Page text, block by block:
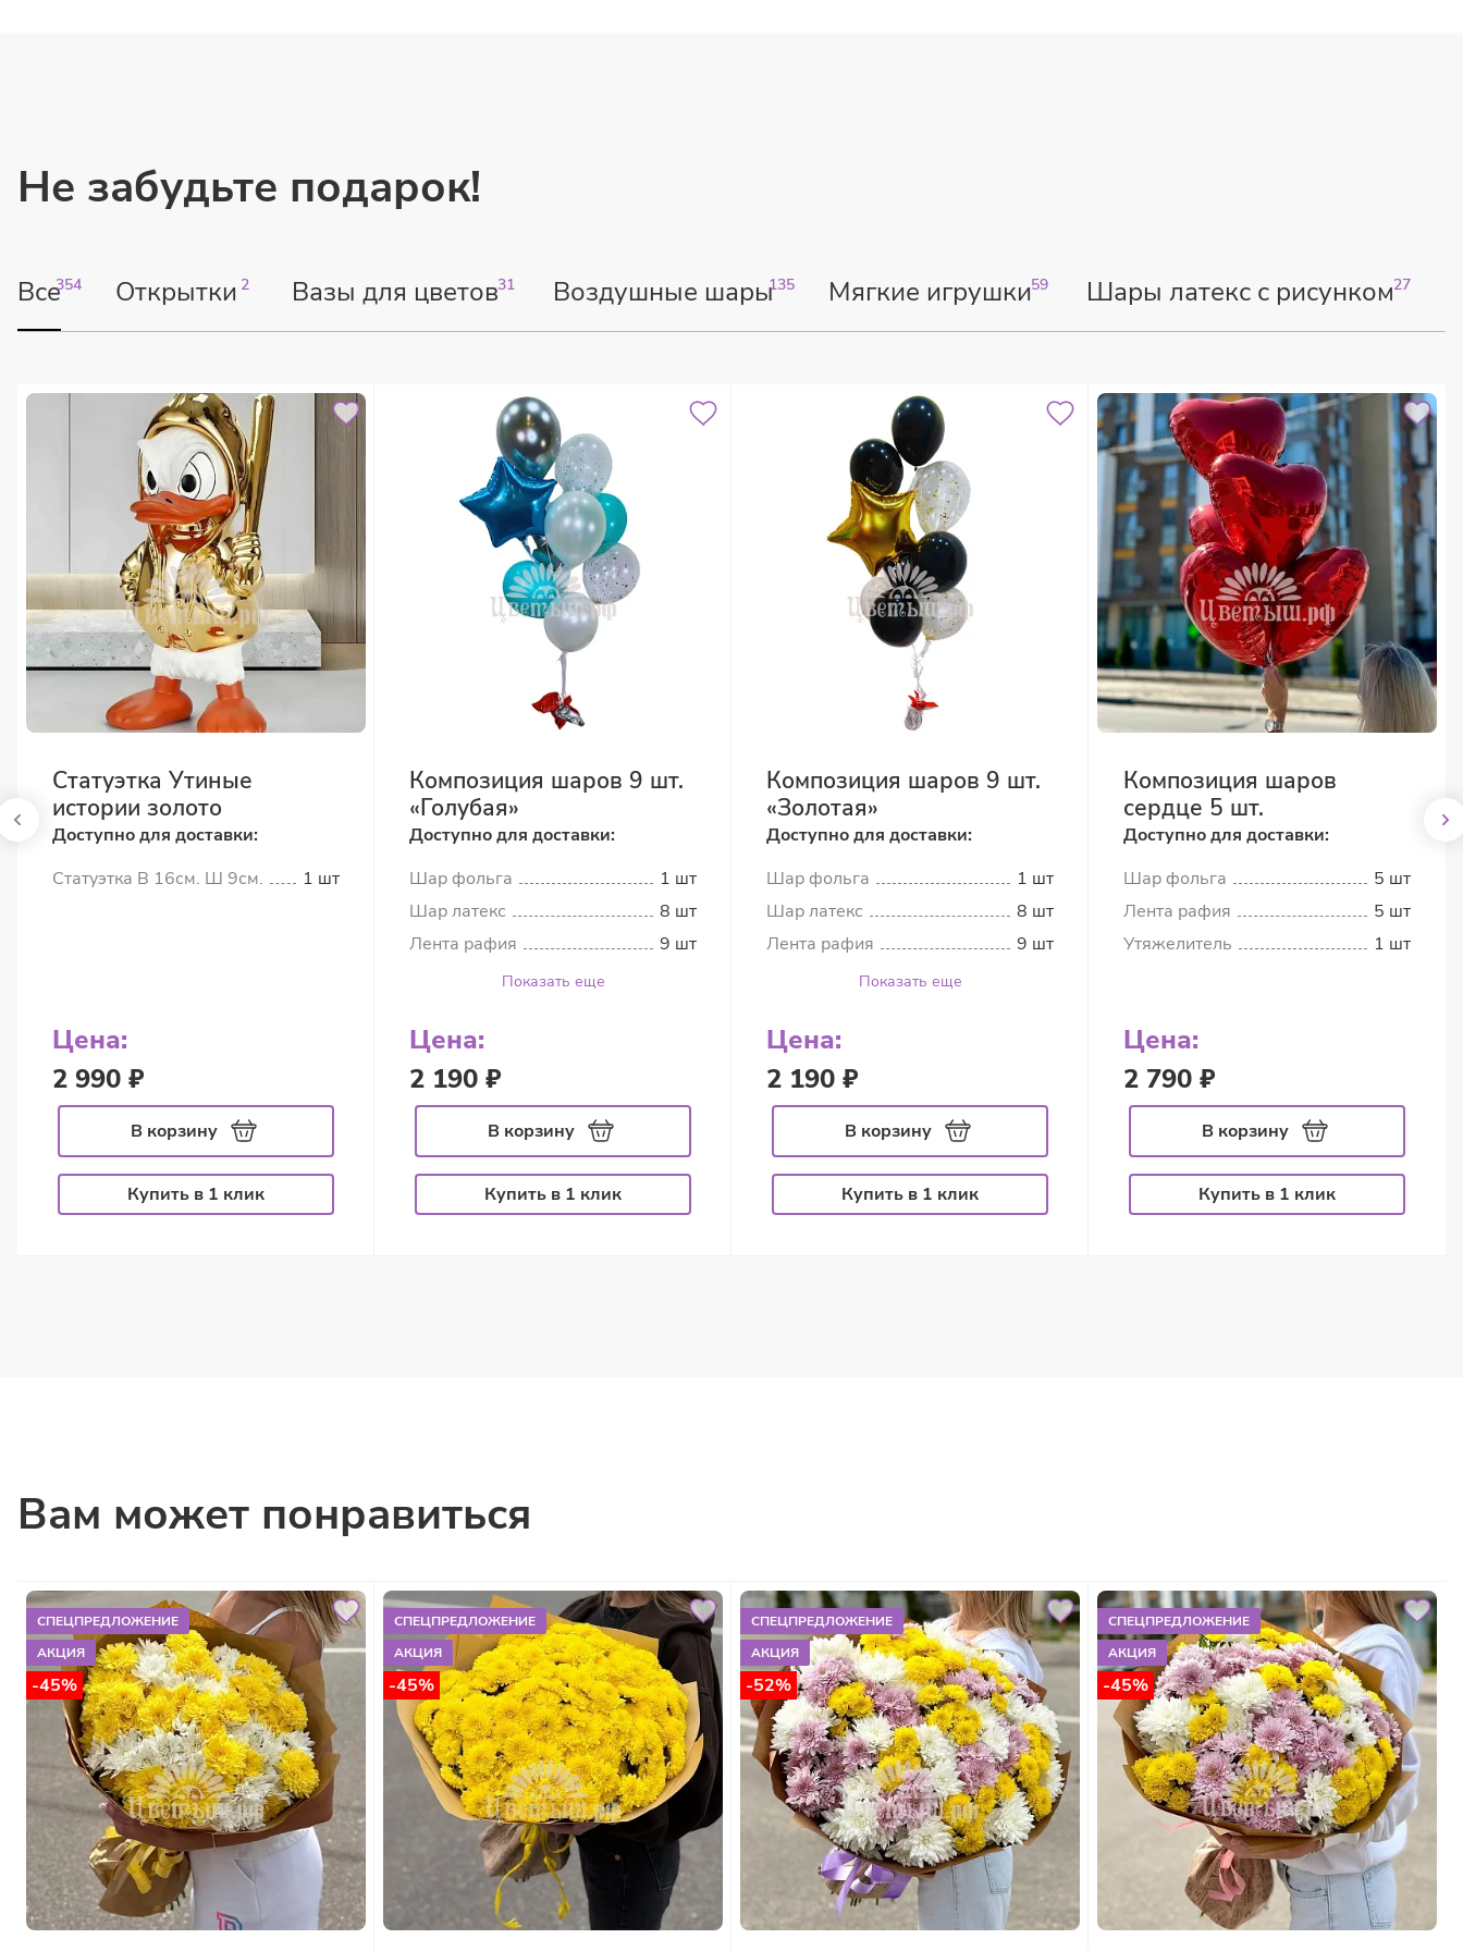
Не забудьте подарок!
Все354 Открытки 2 Вазы для цветов31 Воздушные шары135 Мягкие игрушки59 Шары латекс с рисунком27
Статуэтка Утиные
истории золото
Доступно для доставки:
Статуэтка В 16см. Ш 9см.
1 шт
Цена:
2 990 ₽
В корзину
Купить в 1 клик
Композиция шаров 9 шт.
«Голубая»
Доступно для доставки:
Шар фольга
1 шт
Шар латекс
8 шт
Лента рафия
9 шт
Показать еще
Цена:
2 190 ₽
В корзину
Купить в 1 клик
Композиция шаров 9 шт.
«Золотая»
Доступно для доставки:
Шар фольга
1 шт
Шар латекс
8 шт
Лента рафия
9 шт
Показать еще
Цена:
2 190 ₽
В корзину
Купить в 1 клик
Композиция шаров
сердце 5 шт.
Доступно для доставки:
Шар фольга
5 шт
Лента рафия
5 шт
Утяжелитель
1 шт
Цена:
2 790 ₽
В корзину
Купить в 1 клик
Вам может понравиться
-45%
СПЕЦПРЕДЛОЖЕНИЕ
АКЦИЯ
-45%
СПЕЦПРЕДЛОЖЕНИЕ
АКЦИЯ
-52%
СПЕЦПРЕДЛОЖЕНИЕ
АКЦИЯ
-45%
СПЕЦПРЕДЛОЖЕНИЕ
АКЦИЯ